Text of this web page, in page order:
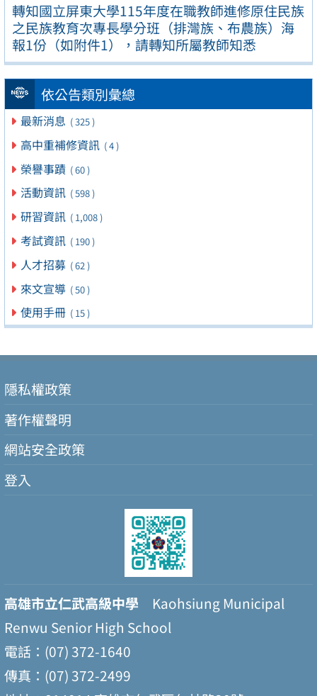
轉知國立屏東大學115年度在職教師進修原住民族
之民族教育次專長學分班（排灣族、布農族）海
報1份（如附件1），請轉知所屬教師知悉
依公告類別彙總
最新消息 ( 325 )
高中重補修資訊 ( 4 )
榮譽事蹟 ( 60 )
活動資訊 ( 598 )
研習資訊 ( 1,008 )
考試資訊 ( 190 )
人才招募 ( 62 )
來文宣導 ( 50 )
使用手冊 ( 15 )
隱私權政策
著作權聲明
網站安全政策
登入
高雄市立仁武高級中學 Kaohsiung Municipal
Renwu Senior High School
電話：(07) 372-1640
傳真：(07) 372-2499